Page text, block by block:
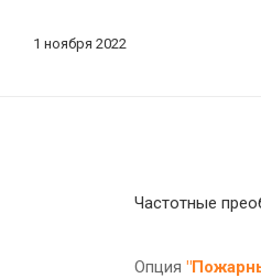
1 ноября 2022
Частотные
Опция